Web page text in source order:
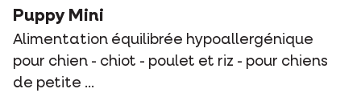
Puppy Mini
Alimentation équilibrée hypoallergénique
pour chien - chiot - poulet et riz - pour chiens
de petite ...